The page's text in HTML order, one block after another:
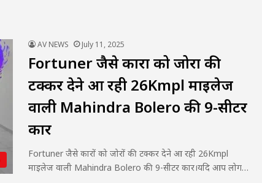
AV NEWS July 11, 2025
Fortuner जैसे कारों को जोरों की
टक्कर देने आ रही 26Kmpl माइलेज
वाली Mahindra Bolero की 9-सीटर
कार
Fortuner जैसे कारों को जोरों की टक्कर देने आ रही 26Kmpl
माइलेज वाली Mahindra Bolero की 9-सीटर कार।यदि आप लोग…